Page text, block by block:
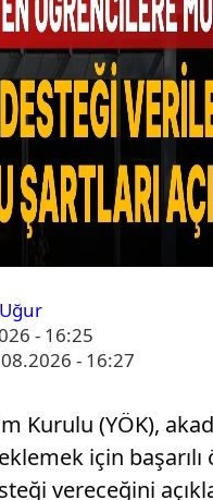
- 16:25
- 16:27
Kurulu (YÖK),
için
vereceğini